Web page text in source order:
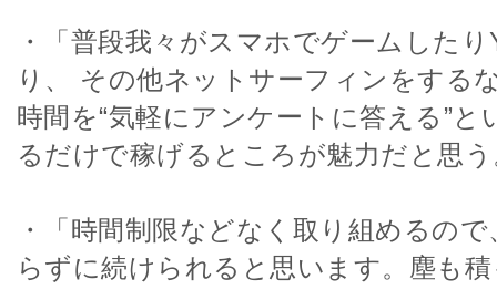
・「普段我々がスマホでゲームした
り、 その他ネットサーフィンをする
時間を“気軽にアンケートに答える”と
るだけで稼げるところが魅力だと思
・「時間制限などなく取り組めるの
らずに続けられると思います。塵も